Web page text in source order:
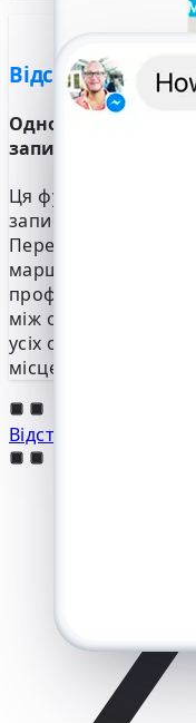
Відстеження
Одночасний
записів Facebook
Ця функція
записів Facebook
Переглядайте
маршрути та
профілю в одному
між обліковими
усіх оновлень, не
місцезнаходження.
Відстежуйте